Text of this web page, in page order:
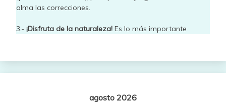
alma las correcciones.
3.- ¡Disfruta de la naturaleza! Es lo más importante
agosto 2026